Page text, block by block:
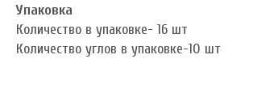
Упаковка
Количество в упаковке- 16 шт
Количество углов в упаковке-10 шт